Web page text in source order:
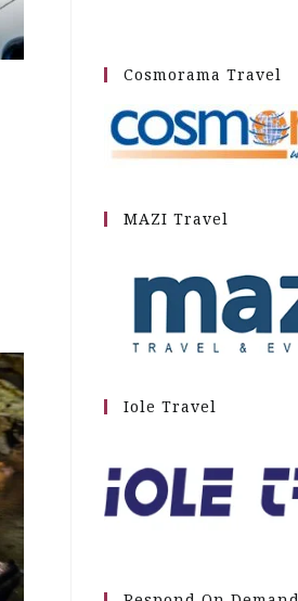
Cosmorama Travel
MAZI Travel
Iole Travel